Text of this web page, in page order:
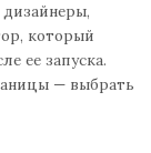
дизайнеры,
который
ее запуска.
— выбрать